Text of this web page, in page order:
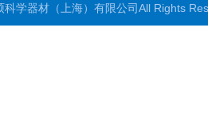
科学器材（上海）有限公司All Rights